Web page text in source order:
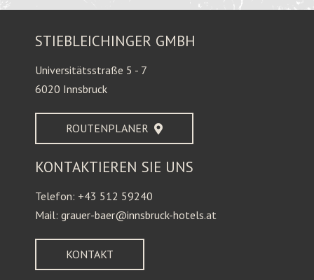
STIEBLEICHINGER GMBH
Universitätsstraße 5 - 7
6020 Innsbruck
ROUTENPLANER
KONTAKTIEREN SIE UNS
Telefon: +43 512 59240
Mail: grauer-baer@innsbruck-hotels.at
KONTAKT